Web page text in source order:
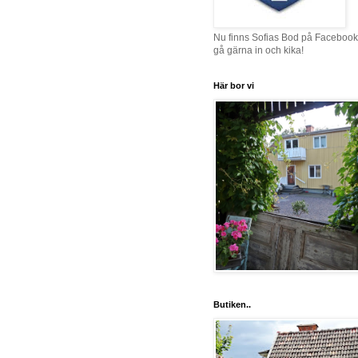
Nu finns Sofias Bod på
gå gärna in och kika!
Här bor vi
Butiken..